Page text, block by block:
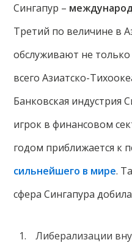
Сингапур –
Третий по величине в
обслуживают не
всего Азиатско-
Банковская индустрия
игрок в финансовом
годом приближается к
сильнейшего в мире.
сфера Сингапура
Либерализации